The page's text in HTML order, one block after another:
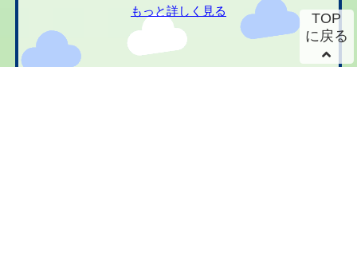
もっと詳しく見る
TOP
に戻る